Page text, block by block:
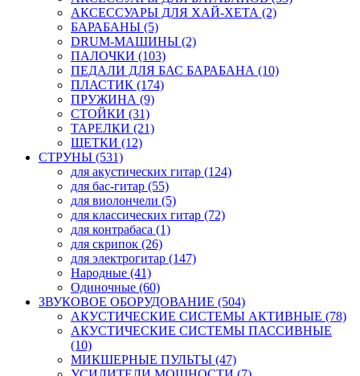
АКСЕССУАРЫ ДЛЯ ХАЙ-ХЕТА (2)
БАРАБАНЫ (5)
DRUM-МАШИНЫ (2)
ПАЛОЧКИ (103)
ПЕДАЛИ ДЛЯ БАС БАРАБАНА (10)
ПЛАСТИК (174)
ПРУЖИНА (9)
СТОЙКИ (31)
ТАРЕЛКИ (21)
ЩЕТКИ (12)
СТРУНЫ (531)
для акустических гитар (124)
для бас-гитар (55)
для виолончели (5)
для классических гитар (72)
для контрабаса (1)
для скрипок (26)
для электрогитар (147)
Народные (41)
Одиночные (60)
ЗВУКОВОЕ ОБОРУДОВАНИЕ (504)
АКУСТИЧЕСКИЕ СИСТЕМЫ АКТИВНЫЕ (78)
АКУСТИЧЕСКИЕ СИСТЕМЫ ПАССИВНЫЕ
(10)
МИКШЕРНЫЕ ПУЛЬТЫ (47)